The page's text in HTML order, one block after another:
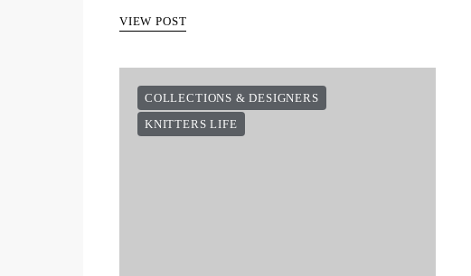
VIEW POST
COLLECTIONS & DESIGNERS
KNITTERS LIFE